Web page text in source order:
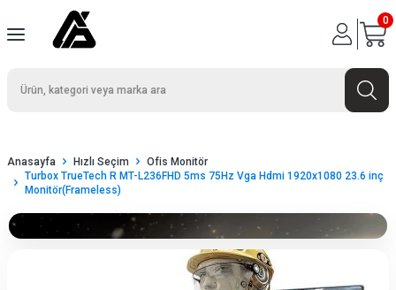
0
Anasayfa Hızlı Seçim
Ofis Monitör
Turbox TrueTech R MT-L236FHD 5ms 75Hz Vga Hdmi 1920x1080 23.6 inç
Monitör(Frameless)